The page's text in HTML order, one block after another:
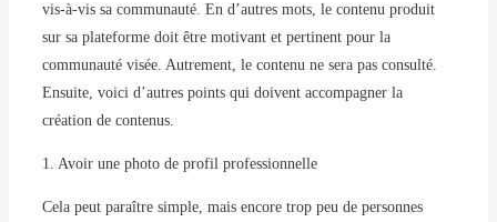
vis-à-vis sa communauté. En d’autres mots, le contenu produit
sur sa plateforme doit être motivant et pertinent pour la
communauté visée. Autrement, le contenu ne sera pas consulté.
Ensuite, voici d’autres points qui doivent accompagner la
création de contenus.
1. Avoir une photo de profil professionnelle
Cela peut paraître simple, mais encore trop peu de personnes